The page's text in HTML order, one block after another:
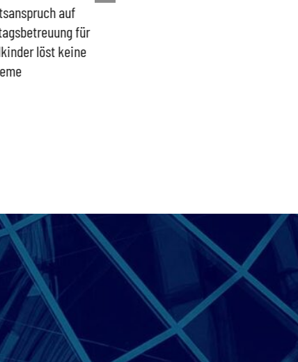
auf
für
löst keine